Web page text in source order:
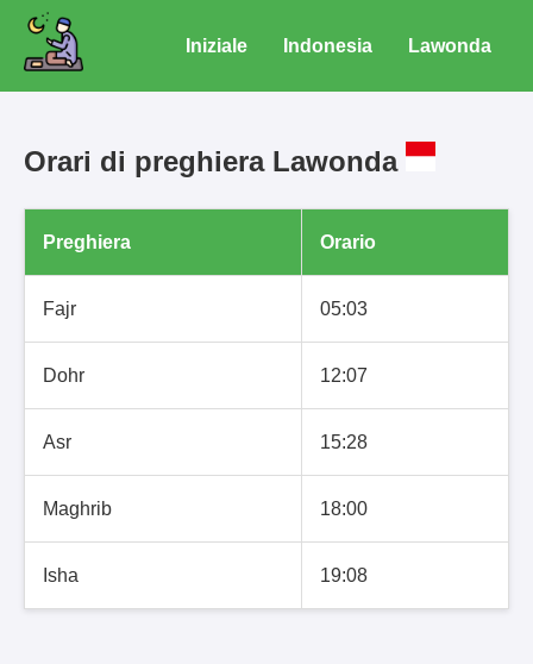
Iniziale Indonesia Lawonda
Orari di preghiera Lawonda
Preghiera Orario
Fajr 05:03
Dohr 12:07
Asr 15:28
Maghrib 18:00
Isha 19:08